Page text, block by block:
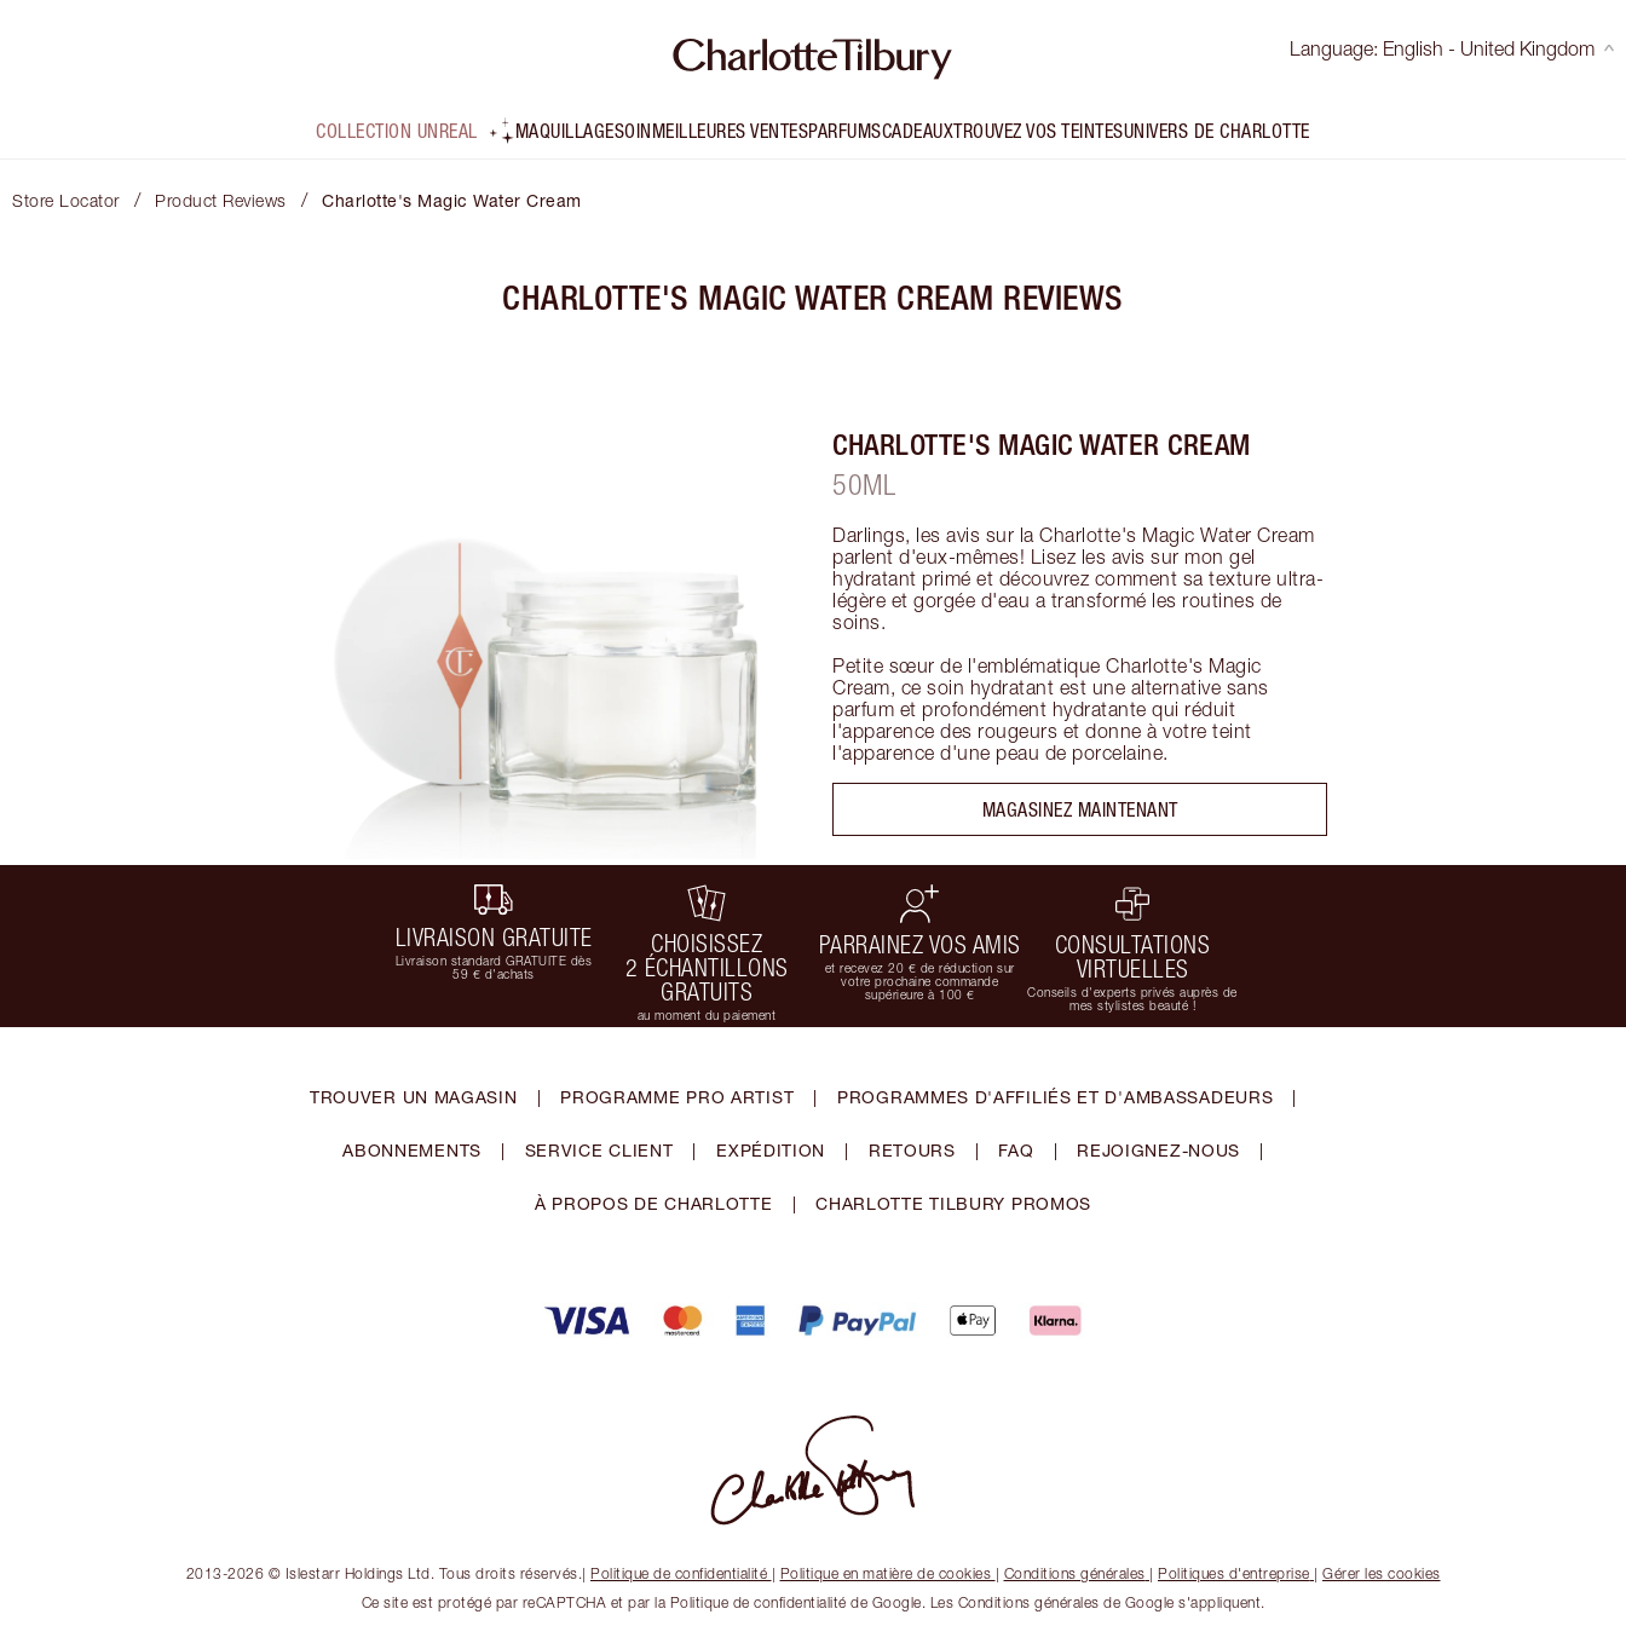
Language: English - United Kingdom
COLLECTION UNREAL MAQUILLAGESOINMEILLEURES VENTESPARFUMSCADEAUXTROUVEZ VOS TEINTESUNIVERS DE CHARLOTTE
Store Locator / Product Reviews / Charlotte's Magic Water Cream
CHARLOTTE'S MAGIC WATER CREAM REVIEWS
CHARLOTTE'S MAGIC WATER CREAM
50ML
Darlings, les avis sur la Charlotte's Magic Water Cream
parlent d'eux-mêmes! Lisez les avis sur mon gel
hydratant primé et découvrez comment sa texture ultra-
légère et gorgée d'eau a transformé les routines de
soins.
Petite sœur de l'emblématique Charlotte's Magic
Cream, ce soin hydratant est une alternative sans
parfum et profondément hydratante qui réduit
l'apparence des rougeurs et donne à votre teint
l'apparence d'une peau de porcelaine.
MAGASINEZ MAINTENANT
LIVRAISON GRATUITE
Livraison standard GRATUITE dès
59 € d'achats
CHOISISSEZ
2 ÉCHANTILLONS
GRATUITS
au moment du paiement
PARRAINEZ VOS AMIS
et recevez 20 € de réduction sur
votre prochaine commande
supérieure à 100 €
CONSULTATIONS
VIRTUELLES
Conseils d'experts privés auprès de
mes stylistes beauté !
TROUVER UN MAGASIN | PROGRAMME PRO ARTIST | PROGRAMMES D'AFFILIÉS ET D'AMBASSADEURS |
ABONNEMENTS | SERVICE CLIENT | EXPÉDITION | RETOURS | FAQ | REJOIGNEZ-NOUS |
À PROPOS DE CHARLOTTE | CHARLOTTE TILBURY PROMOS
2013-2026 © Islestarr Holdings Ltd. Tous droits réservés.| Politique de confidentialité | Politique en matière de cookies | Conditions générales | Politiques d'entreprise | Gérer les cookies
Ce site est protégé par reCAPTCHA et par la Politique de confidentialité de Google. Les Conditions générales de Google s'appliquent.